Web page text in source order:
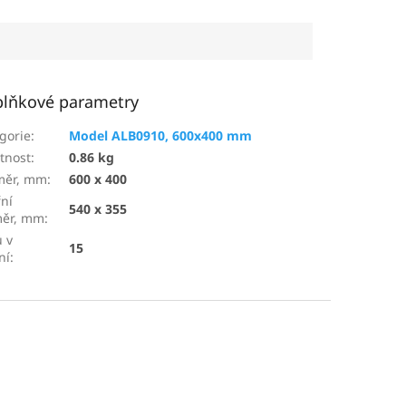
parametry
:
Model ALB0910, 600x400 mm
:
0.86 kg
mm:
600 x 400
mm:
540 x 355
v
:
15